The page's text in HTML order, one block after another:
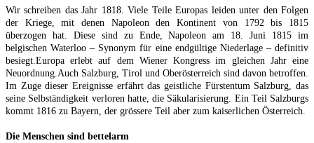
Wir schreiben das Jahr 1818. Viele Teile Europas leiden unter den Folgen
der Kriege, mit denen Napoleon den Kontinent von 1792 bis 1815
überzogen hat. Diese sind zu Ende, Napoleon am 18. Juni 1815 im
belgischen Waterloo – Synonym für eine endgültige Niederlage – definitiv
besiegt.Europa erlebt auf dem Wiener Kongress im gleichen Jahr eine
Neuordnung.Auch Salzburg, Tirol und Oberösterreich sind davon betroffen.
Im Zuge dieser Ereignisse erfährt das geistliche Fürstentum Salzburg, das
seine Selbständigkeit verloren hatte, die Säkularisierung. Ein Teil Salzburgs
kommt 1816 zu Bayern, der grössere Teil aber zum kaiserlichen Österreich.
Die Menschen sind bettelarm